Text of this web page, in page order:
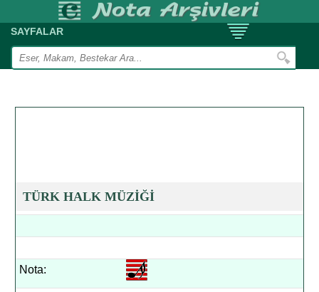
SAYFALAR
TÜRK HALK MÜZİĞİ
Nota: